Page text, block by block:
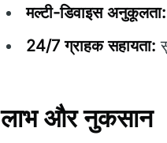
मल्टी-डिवाइस अनुकूलता:
24/7 ग्राहक सहायता:
लाभ और नुकसान